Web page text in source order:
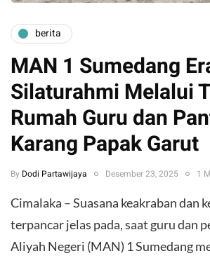
berita
MAN 1 Sumedang
Silaturahmi Melalui
Rumah Guru dan
Karang Papak Garut
By Dodi Partawijaya Desember 23, 2025 1
Cimalaka – Suasana keakraban dan
terpancar jelas pada, saat guru dan
Aliyah Negeri (MAN) 1 Sumedang